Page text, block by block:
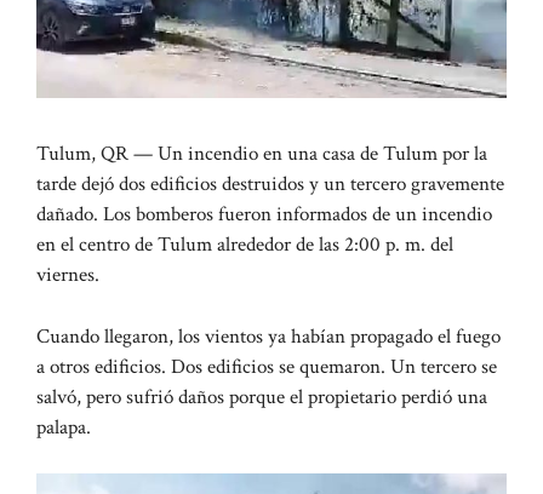
Tulum, QR — Un incendio en una casa de Tulum por la
tarde dejó dos edificios destruidos y un tercero gravemente
dañado. Los bomberos fueron informados de un incendio
en el centro de Tulum alrededor de las 2:00 p. m. del
viernes.
Cuando llegaron, los vientos ya habían propagado el fuego
a otros edificios. Dos edificios se quemaron. Un tercero se
salvó, pero sufrió daños porque el propietario perdió una
palapa.